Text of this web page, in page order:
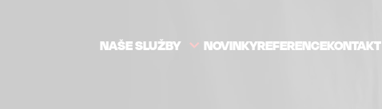
NAŠE SLUŽBY NOVINKYREFERENCEKONTAKT